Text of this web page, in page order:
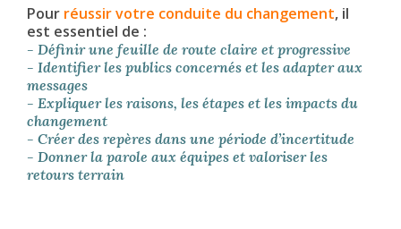
Pour réussir votre conduite du changement, il
est essentiel de :
- Définir une feuille de route claire et progressive
- Identifier les publics concernés et les adapter aux
messages
- Expliquer les raisons, les étapes et les impacts du
changement
- Créer des repères dans une période d’incertitude
- Donner la parole aux équipes et valoriser les
retours terrain